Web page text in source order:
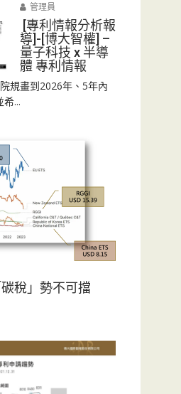
管理員
[專利情報分析報
導]-[博大智權] –
量子科技 x 半導
體 專利情報
規畫到2026年、5年內
...
稅」勢不可擋